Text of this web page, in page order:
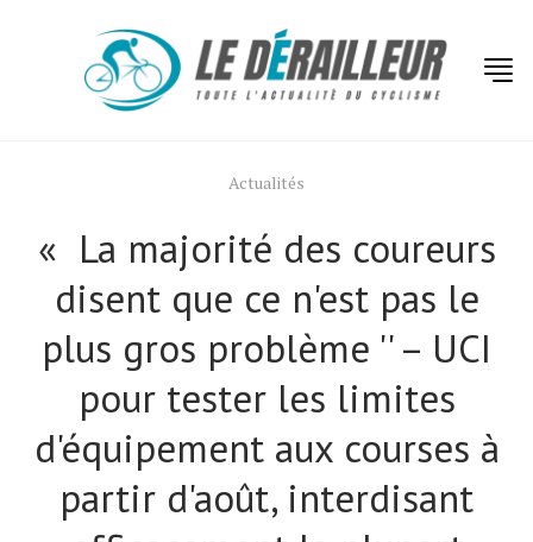
Actualités
« La majorité des coureurs
disent que ce n'est pas le
plus gros problème '' – UCI
pour tester les limites
d'équipement aux courses à
partir d'août, interdisant